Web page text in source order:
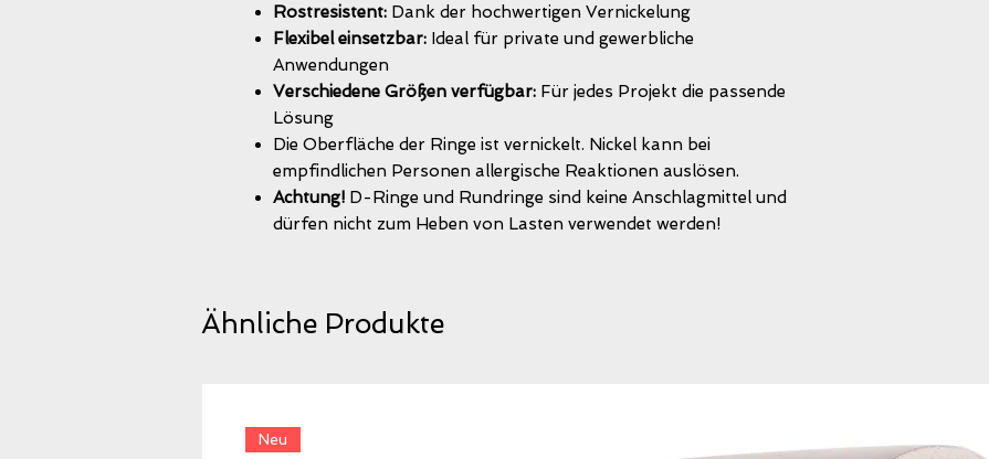
Rostresistent: Dank der hochwertigen Vernickelung
Flexibel einsetzbar: Ideal für private und gewerbliche
Anwendungen
Verschiedene Größen verfügbar: Für jedes Projekt die passende
Lösung
Die Oberfläche der Ringe ist vernickelt. Nickel kann bei
empfindlichen Personen allergische Reaktionen auslösen.
Achtung! D-Ringe und Rundringe sind keine Anschlagmittel und
dürfen nicht zum Heben von Lasten verwendet werden!
Ähnliche Produkte
Neu